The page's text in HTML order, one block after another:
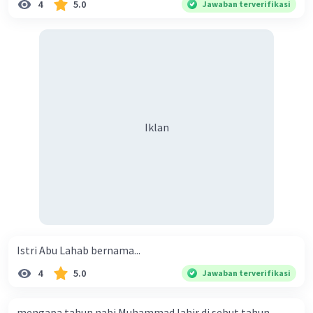
4 5.0 Jawaban terverifikasi
Iklan
Istri Abu Lahab bernama...
4 5.0 Jawaban terverifikasi